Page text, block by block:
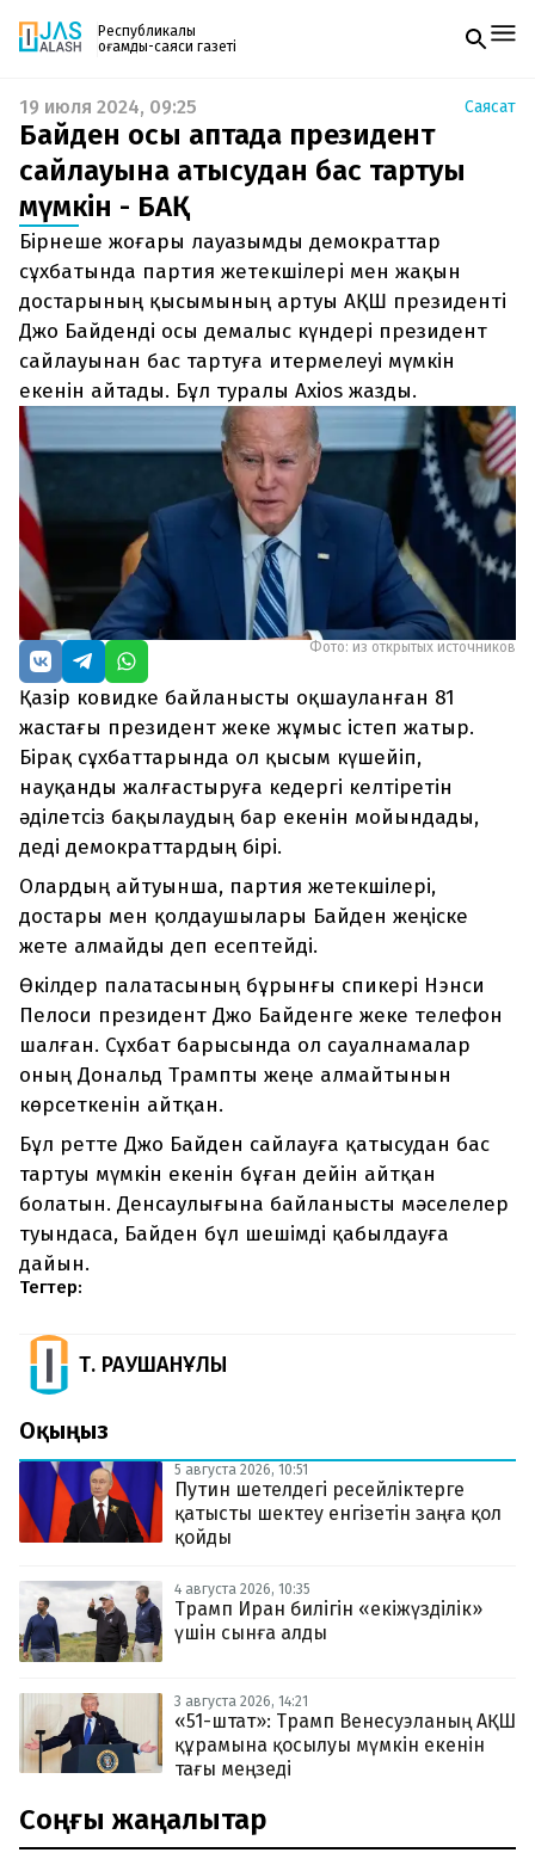
Республикалық
қоғамдық-саяси газеті
Жаңалықтар
Спорт
Live
Руханият
Аймақ
Архив
Заң және тәртіп
Редакциямен байланыс
+7 708 604 51 06
Жарнама бөлімі
+7 701 220 64 52
Пошта
zhasalash100@gmail.com
Газетке жазылу
PDF форматтағы газетті ай сайын электронды
поштаңызға алып отырыңыз. Жаңа нөмір
шыққан сәтте сізге бірден жіберіледі. Тек email
енгізіңіз, біз қалғанын өзіміз жібереміз.
19 июля 2024, 09:25 Саясат
Байден осы аптада президент
сайлауына қатысудан бас тартуы
мүмкін - БАҚ
Бірнеше жоғары лауазымды демократтар
сұхбатында партия жетекшілері мен жақын
достарының қысымының артуы АҚШ президенті
Джо Байденді осы демалыс күндері президент
сайлауынан бас тартуға итермелеуі мүмкін
екенін айтады. Бұл туралы Axios жазды.
Фото: из открытых источников
Қазір ковидке байланысты оқшауланған 81
жастағы президент жеке жұмыс істеп жатыр.
Бірақ сұхбаттарында ол қысым күшейіп,
науқанды жалғастыруға кедергі келтіретін
әділетсіз бақылаудың бар екенін мойындады,
деді демократтардың бірі.
Олардың айтуынша, партия жетекшілері,
достары мен қолдаушылары Байден жеңіске
жете алмайды деп есептейді.
Өкілдер палатасының бұрынғы спикері Нэнси
Пелоси президент Джо Байденге жеке телефон
шалған. Сұхбат барысында ол сауалнамалар
оның Дональд Трампты жеңе алмайтынын
көрсеткенін айтқан.
Бұл ретте Джо Байден сайлауға қатысудан бас
тартуы мүмкін екенін бұған дейін айтқан
болатын. Денсаулығына байланысты мәселелер
туындаса, Байден бұл шешімді қабылдауға
дайын.
Тегтер:
Т. РАУШАНҰЛЫ
Оқыңыз
5 августа 2026, 10:51
Путин шетелдегі ресейліктерге
қатысты шектеу енгізетін заңға қол
қойды
4 августа 2026, 10:35
Трамп Иран билігін «екіжүзділік»
үшін сынға алды
3 августа 2026, 14:21
«51-штат»: Трамп Венесуэланың АҚШ
құрамына қосылуы мүмкін екенін
тағы меңзеді
Соңғы жаңалықтар